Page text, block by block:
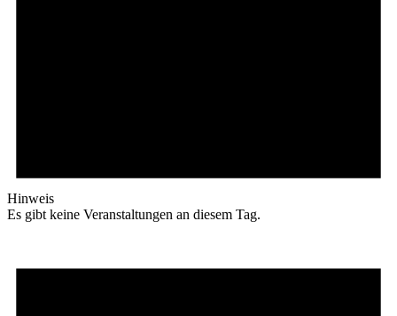
Hinweis
Es gibt keine Veranstaltungen an diesem Tag.